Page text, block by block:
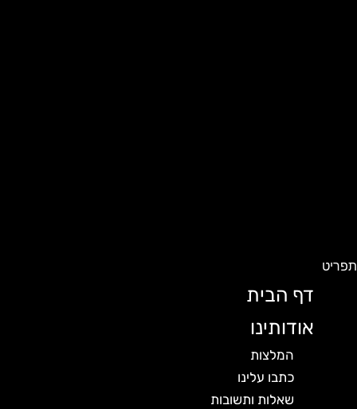
דף הבית
אודותינו
המלצות
כתבו עלינו
שאלות ותשובות